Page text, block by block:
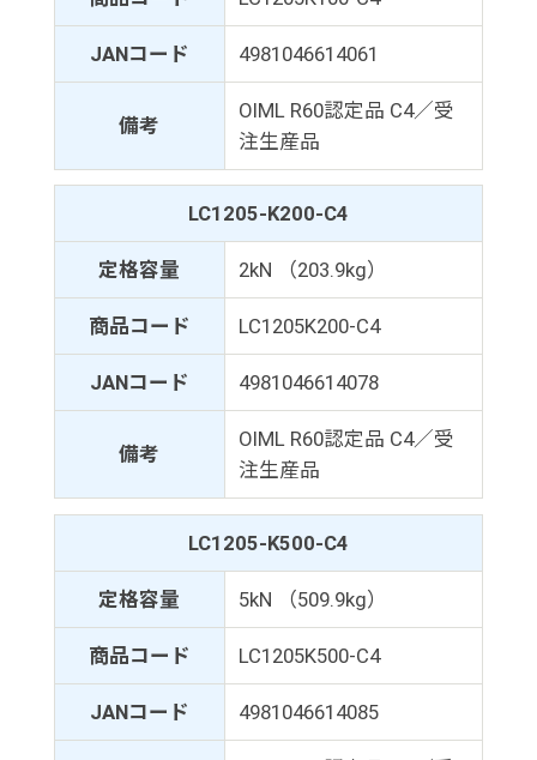
JANコード 4981046614061
備考
OIML R60認定品 C4／受
注生産品
LC1205-K200-C4
定格容量 2kN （203.9kg）
商品コード LC1205K200-C4
JANコード 4981046614078
備考
OIML R60認定品 C4／受
注生産品
LC1205-K500-C4
定格容量 5kN （509.9kg）
商品コード LC1205K500-C4
JANコード 4981046614085